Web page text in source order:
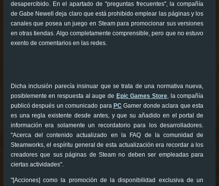
desapercibido. En el apartado de "preguntas frecuentes", la compañía
de Gabe Newell deja claro que está prohibido emplear las páginas y los
canales que posea un juego en Steam para promocionar sus versiones
en otras tiendas. Algo completamente comprensible, pero que no estuvo
exento de comentarios en las redes.
Dicha inclusión parecía insinuar que se trata de una normativa nueva,
posiblemente en respuesta al auge de Epic Games Store, la compañía
publicó después un comunicado para PC Gamer donde aclara que esta
es una regla existente desde antes, y que su añadido en el portal de
información era solamente un recordatorio para los desarrolladores.
"Acerca del contenido actualizado en la FAQ de la comunidad de
Steamworks, el espíritu general de esta actualización era recordar a los
creadores que sus páginas de Steam no deben ser empleadas para
ciertas actividades".
"[Acciones] como la promoción de la disponibilidad exclusiva de un